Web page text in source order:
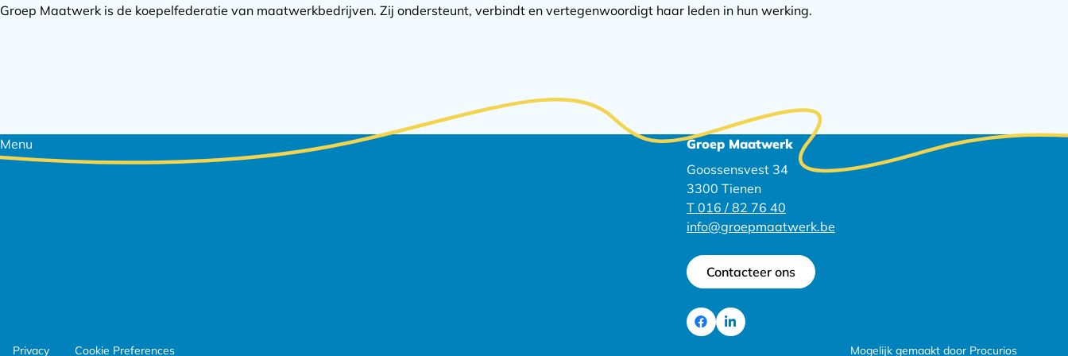
Groep Maatwerk is de koepelfederatie van maatwerkbedrijven. Zij ondersteunt, verbindt en vertegenwoordigt haar leden in hun werking.
Footer
navigatie
Menu
Groep Maatwerk
Goossensvest 34
3300 Tienen
T 016 / 82 76 40
info@groepmaatwerk.be
Contacteer ons
Footer
Privacy Cookie Preferences Mogelijk gemaakt door Procurios